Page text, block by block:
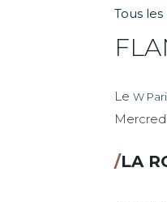
Tous
LeW
/LA